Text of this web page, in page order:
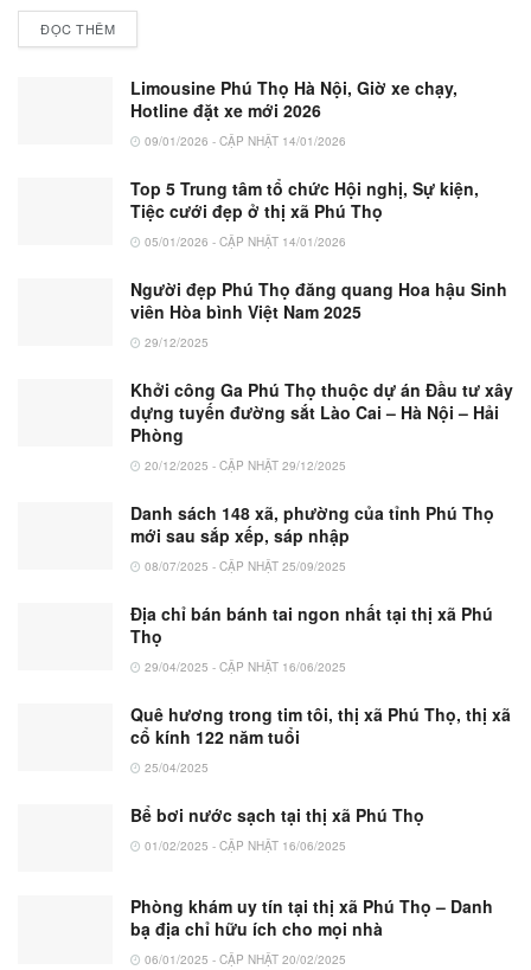
ĐỌC THÊM
Limousine Phú Thọ Hà Nội, Giờ xe chạy,
Hotline đặt xe mới 2026
09/01/2026 - CẬP NHẬT 14/01/2026
Top 5 Trung tâm tổ chức Hội nghị, Sự kiện,
Tiệc cưới đẹp ở thị xã Phú Thọ
05/01/2026 - CẬP NHẬT 14/01/2026
Người đẹp Phú Thọ đăng quang Hoa hậu Sinh
viên Hòa bình Việt Nam 2025
29/12/2025
Khởi công Ga Phú Thọ thuộc dự án Đầu tư xây
dựng tuyến đường sắt Lào Cai – Hà Nội – Hải
Phòng
20/12/2025 - CẬP NHẬT 29/12/2025
Danh sách 148 xã, phường của tỉnh Phú Thọ
mới sau sắp xếp, sáp nhập
08/07/2025 - CẬP NHẬT 25/09/2025
Địa chỉ bán bánh tai ngon nhất tại thị xã Phú
Thọ
29/04/2025 - CẬP NHẬT 16/06/2025
Quê hương trong tim tôi, thị xã Phú Thọ, thị xã
cổ kính 122 năm tuổi
25/04/2025
Bể bơi nước sạch tại thị xã Phú Thọ
01/02/2025 - CẬP NHẬT 16/06/2025
Phòng khám uy tín tại thị xã Phú Thọ – Danh
bạ địa chỉ hữu ích cho mọi nhà
06/01/2025 - CẬP NHẬT 20/02/2025